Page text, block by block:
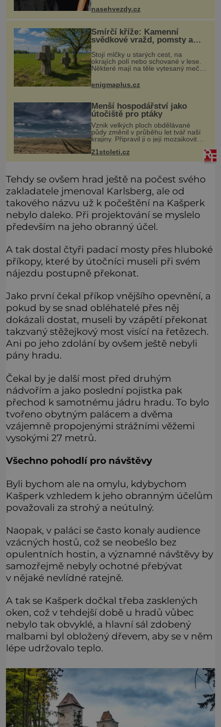
nasehvezdy.cz
Smírčí kříže: Kamenní
svědkové vražd, pomsty a
dávných vin
Stojí mlčky u starých cest, na
okrajích polí nebo schované v lese.
Některé mají na těle vytesaný meč,
jiné sekeru, v dalším případě jde jen
o prostý kříž. Na první pohled
vypadají jako zapomenuté nábo
enigmaplus.cz
Menší hospodářství jako
útočiště pro ptáky
Vznik velkých ploch obdělávané
půdy změnil v průběhu let tvář naší
krajiny. Připravil ji o její mozaikovitost
a mnohé živočichy o útočiště, jež
nacházeli v remízkách, alejích či na
mezích. Tato homoge
21stoleti.cz
Tehdy se ovšem hrad ještě na počest svého
zakladatele jmenoval Karlsberg, ale od
takového názvu už k počeštění na Kašperk
nebylo daleko. Při projektování se myslelo
především na jeho obranný účel.
A tak dostal čtyři padací mosty přes hluboké
příkopy, které by útočníci museli při svém
nájezdu postupně překonat.
Jako první čekal příkop vnějšího opevnění, a
pokud by se snad obléhatelé přes něj
dokázali dostat, museli by vzápětí překonat
takzvaný stěžejkový most visící na řetězech.
Ani po jeho zdolání by ovšem ještě nebyli
pány hradu.
Čekal by je další most před druhým
nádvořím a jako poslední pojistka pak
přechod k samotnému jádru hradu. To bylo
tvořeno obytným palácem a dvěma
vzájemně propojenými strážními věžemi
vysokými 27 metrů.
Všechno pohodlí pro návštěvy
Byli bychom ale na omylu, kdybychom
Kašperk vzhledem k jeho obranným účelům
považovali za strohý a neútulný.
Naopak, v paláci se často konaly audience
vzácných hostů, což se neobešlo bez
opulentních hostin, a významné návštěvy by
samozřejmě nebyly ochotné přebývat
v nějaké nevlídné ratejně.
A tak se Kašperk dočkal třeba zasklených
oken, což v tehdejší době u hradů vůbec
nebylo tak obvyklé, a hlavní sál zdobený
malbami byl obložený dřevem, aby se v něm
lépe udržovalo teplo.